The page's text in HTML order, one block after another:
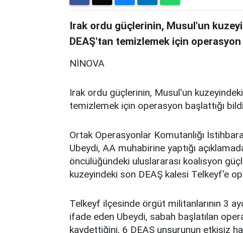
Irak ordu güçlerinin, Musul'un
DEAŞ'tan temizlemek için
NİNOVA
Irak ordu güçlerinin, Musul'un
temizlemek için operasyon başlattığı
Ortak Operasyonlar Komutanlığı
Ubeydi, AA muhabirine yaptığı
öncülüğündeki uluslararası koalisyon
kuzeyindeki son DEAŞ kalesi Telkeyf'e
Telkeyf ilçesinde örgüt militanlarının 3
ifade eden Ubeydi, sabah başlatılan
kaydettiğini, 6 DEAŞ unsurunun etkisiz